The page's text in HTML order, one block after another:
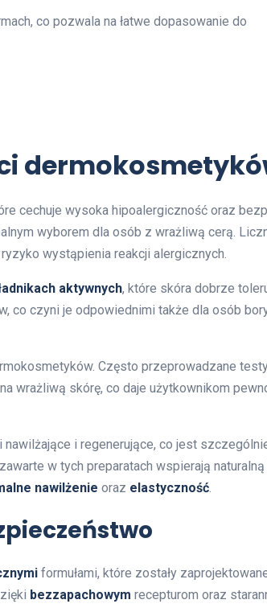
co pozwala na łatwe dopasowanie do
cechuje wysoka hipoalergiczność oraz
wyborem dla osób z wrażliwą cerą.
wystąpienia reakcji alergicznych.
aktywnych, które skóra dobrze
co czyni je odpowiednimi także dla osób
Często przeprowadzane
wrażliwą skórę, co daje użytkownikom
i regenerujące, co jest
w tych preparatach wspierają
nawilżenie oraz elastyczność.
formułami, które zostały
bezzapachowym recepturom oraz